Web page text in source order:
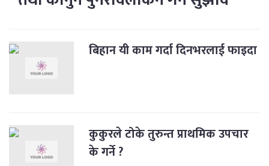
बिहान यी काम गर्दा दिनभरलाई फाइदा
कुकुरले टोके तुरुन्त प्राथमिक उपचार
के गर्ने ?